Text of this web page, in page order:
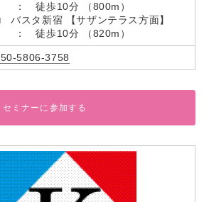
： 徒歩10分 （800m）
バスタ新宿 【サザンテラス方面】
： 徒歩10分 （820m）
5806-3758
セミナーに参加する